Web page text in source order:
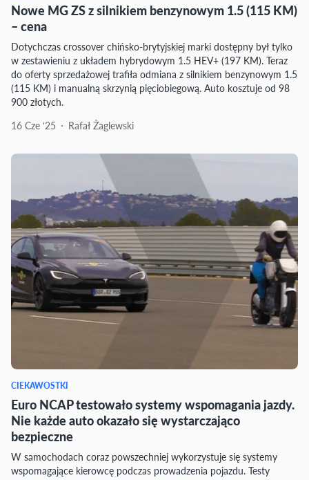
Nowe MG ZS z silnikiem benzynowym 1.5 (115 KM)
– cena
Dotychczas crossover chińsko-brytyjskiej marki dostępny był tylko
w zestawieniu z układem hybrydowym 1.5 HEV+ (197 KM). Teraz
do oferty sprzedażowej trafiła odmiana z silnikiem benzynowym 1.5
(115 KM) i manualną skrzynią pięciobiegową. Auto kosztuje od 98
900 złotych.
16 Cze ‘25
Rafał Żaglewski
CIEKAWOSTKI
Euro NCAP testowało systemy wspomagania jazdy.
Nie każde auto okazało się wystarczająco
bezpieczne
W samochodach coraz powszechniej wykorzystuje się systemy
wspomagające kierowcę podczas prowadzenia pojazdu. Testy